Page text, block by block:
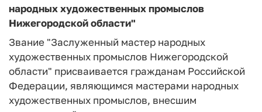
народных художественных промыслов
Нижегородской области"
Звание "Заслуженный мастер народных
художественных промыслов Нижегородской
области" присваивается гражданам Российской
Федерации, являющимся мастерами народных
художественных промыслов, внесшим